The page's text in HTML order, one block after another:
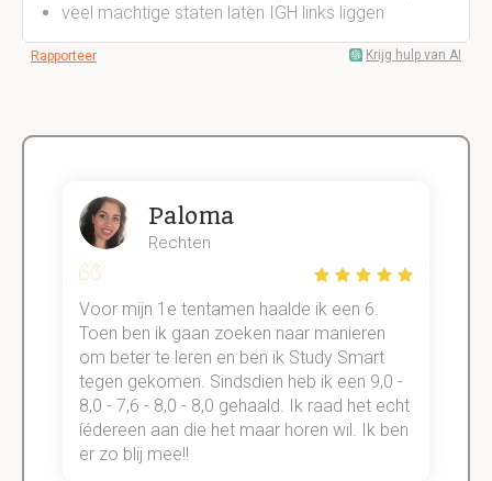
veel machtige staten laten IGH links liggen
Rapporteer Krijg hulp van AI
Paloma
Rechten
Voor mijn 1e tentamen haalde ik een 6.
Toen ben ik gaan zoeken naar manieren
om beter te leren en ben ik Study Smart
tegen gekomen. Sindsdien heb ik een 9,0 -
8,0 - 7,6 - 8,0 - 8,0 gehaald. Ik raad het echt
íédereen aan die het maar horen wil. Ik ben
er zo blij mee!!